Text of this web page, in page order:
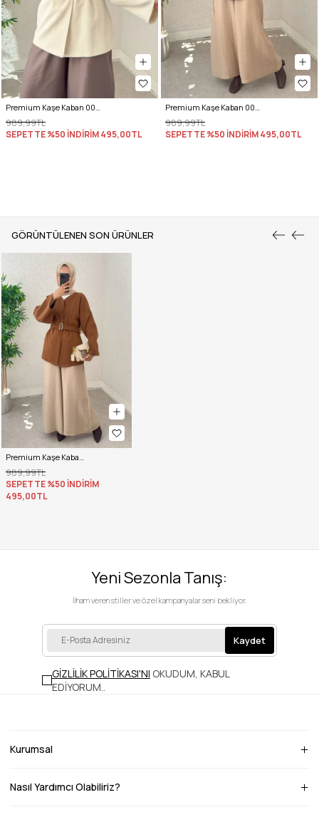
GÖRÜNTÜLENEN SON ÜRÜNLER
Premium Kaşe Kaban 0019 - TABA
989,99TL
SEPETTE %50 İNDİRİM
495,00TL
989,99TL
SEPETTE %50 İNDİRİM495,00TL
989,99TL
SEPETTE %50 İNDİRİM495,00TL
Yeni Sezonla Tanış:
İlham veren stiller ve özel kampanyalar seni bekliyor.
Kaydet
GİZLİLİK POLİTİKASI'NI OKUDUM, KABUL
EDİYORUM..
Kurumsal
Nasıl Yardımcı Olabiliriz?